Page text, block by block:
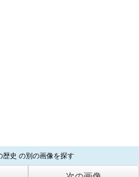
歴史 の別の画像を探す